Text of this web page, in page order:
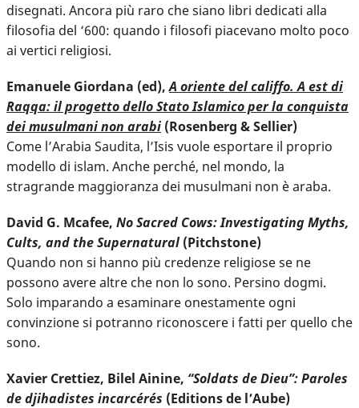
disegnati. Ancora più raro che siano libri dedicati alla
filosofia del ‘600: quando i filosofi piacevano molto poco
ai vertici religiosi.
Emanuele Giordana (ed),A oriente del califfo. A est di
Raqqa: il progetto dello Stato Islamico per la conquista
dei musulmani non arabi (Rosenberg & Sellier)
Come l’Arabia Saudita, l’Isis vuole esportare il proprio
modello di islam. Anche perché, nel mondo, la
stragrande maggioranza dei musulmani non è araba.
David G. Mcafee, No Sacred Cows: Investigating Myths,
Cults, and the Supernatural(Pitchstone)
Quando non si hanno più credenze religiose se ne
possono avere altre che non lo sono. Persino dogmi.
Solo imparando a esaminare onestamente ogni
convinzione si potranno riconoscere i fatti per quello che
sono.
Xavier Crettiez, Bilel Ainine, “Soldats de Dieu”: Paroles
de djihadistes incarcérés (Editions de l’Aube)